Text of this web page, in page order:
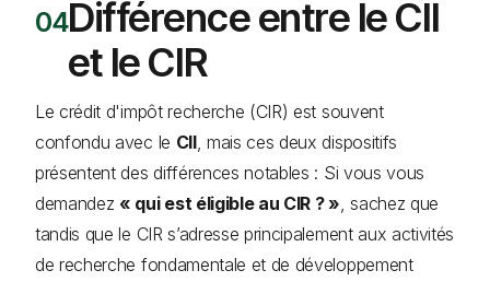
Différence entre le CII
et le CIR
Le crédit d'impôt recherche (CIR) est souvent
confondu avec le CII, mais ces deux dispositifs
présentent des différences notables : Si vous vous
demandez « qui est éligible au CIR ? » , sachez que
tandis que le CIR s’adresse principalement aux activités
de recherche fondamentale et de développement